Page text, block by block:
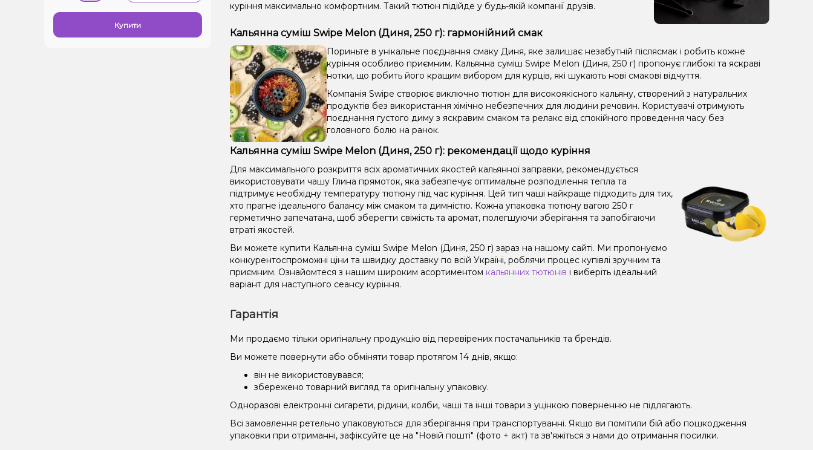
Купити
куріння максимально комфортним. Такий тютюн підійде у будь-якій компанії друзів.
Кальянна суміш Swipe Melon (Диня, 250 г): гармонійний смак
Пориньте в унікальне поєднання смаку Диня, яке залишає незабутній післясмак і робить кожне
куріння особливо приємним. Кальянна суміш Swipe Melon (Диня, 250 г) пропонує глибокі та яскраві
нотки, що робить його кращим вибором для курців, які шукають нові смакові відчуття.
Компанія Swipe створює виключно тютюн для високоякісного кальяну, створений з натуральних
продуктів без використання хімічно небезпечних для людини речовин. Користувачі отримують
поєднання густого диму з яскравим смаком та релакс від спокійного проведення часу без
головного болю на ранок.
Кальянна суміш Swipe Melon (Диня, 250 г): рекомендації щодо куріння
Для максимального розкриття всіх ароматичних якостей кальянної заправки, рекомендується
використовувати чашу Глина прямоток, яка забезпечує оптимальне розподілення тепла та
підтримує необхідну температуру тютюну під час куріння. Цей тип чаші найкраще підходить для тих,
хто прагне ідеального балансу між смаком та димністю. Кожна упаковка тютюну вагою 250 г
герметично запечатана, щоб зберегти свіжість та аромат, полегшуючи зберігання та запобігаючи
втраті якостей.
Ви можете купити Кальянна суміш Swipe Melon (Диня, 250 г) зараз на нашому сайті. Ми пропонуємо
конкурентоспроможні ціни та швидку доставку по всій Україні, роблячи процес купівлі зручним та
приємним. Ознайомтеся з нашим широким асортиментом кальянних тютюнів і виберіть ідеальний
варіант для наступного сеансу куріння.
Гарантія
Ми продаємо тільки оригінальну продукцію від перевірених постачальників та брендів.
Ви можете повернути або обміняти товар протягом 14 днів, якщо:
він не використовувався;
збережено товарний вигляд та оригінальну упаковку.
Одноразові електронні сигарети, рідини, колби, чаші та інші товари з уцінкою поверненню не підлягають.
Всі замовлення ретельно упаковуються для зберігання при транспортуванні. Якщо ви помітили бій або пошкодження
упаковки при отриманні, зафіксуйте це на "Новій пошті" (фото + акт) та зв'яжіться з нами до отримання посилки.